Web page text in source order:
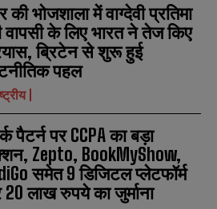
की भोजशाला में वाग्देवी प्रतिमा
वापसी के लिए भारत ने तेज किए
ब्रिटेन से शुरू हुई
पहल
पैटर्न पर CCPA का बड़ा
Zepto, BookMyShow,
समेत 9 डिजिटल प्लेटफॉर्म
20 लाख रुपये का जुर्माना